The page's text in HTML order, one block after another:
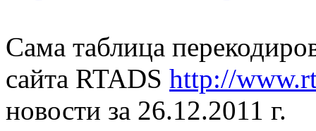
Сама таблица
сайта RTADS http://
новости за 26.12.2011 г.